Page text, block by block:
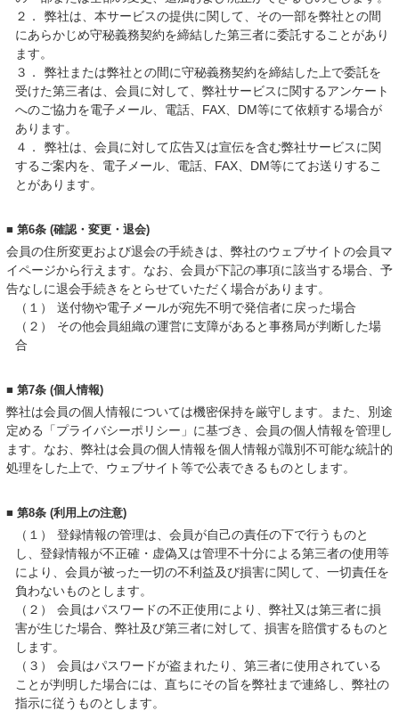
２．
弊社は、本サービスの提供に関して、その一部を弊社との間
にあらかじめ守秘義務契約を締結した第三者に委託することがあり
ます。
３．
弊社または弊社との間に守秘義務契約を締結した上で委託を
受けた第三者は、会員に対して、弊社サービスに関するアンケート
へのご協力を電子メール、電話、FAX、DM等にて依頼する場合が
あります。
４．
弊社は、会員に対して広告又は宣伝を含む弊社サービスに関
するご案内を、電子メール、電話、FAX、DM等にてお送りするこ
とがあります。
■ 第6条 (確認・変更・退会)
会員の住所変更および退会の手続きは、弊社のウェブサイトの会員マ
イページから行えます。なお、会員が下記の事項に該当する場合、予
告なしに退会手続きをとらせていただく場合があります。
（１）
送付物や電子メールが宛先不明で発信者に戻った場合
（２）
その他会員組織の運営に支障があると事務局が判断した場
合
■ 第7条 (個人情報)
弊社は会員の個人情報については機密保持を厳守します。また、別途
定める「プライバシーポリシー」に基づき、会員の個人情報を管理し
ます。なお、弊社は会員の個人情報を個人情報が識別不可能な統計的
処理をした上で、ウェブサイト等で公表できるものとします。
■ 第8条 (利用上の注意)
（１）
登録情報の管理は、会員が自己の責任の下で行うものと
し、登録情報が不正確・虚偽又は管理不十分による第三者の使用等
により、会員が被った一切の不利益及び損害に関して、一切責任を
負わないものとします。
（２）
会員はパスワードの不正使用により、弊社又は第三者に損
害が生じた場合、弊社及び第三者に対して、損害を賠償するものと
します。
（３）
会員はパスワードが盗まれたり、第三者に使用されている
ことが判明した場合には、直ちにその旨を弊社まで連絡し、弊社の
指示に従うものとします。